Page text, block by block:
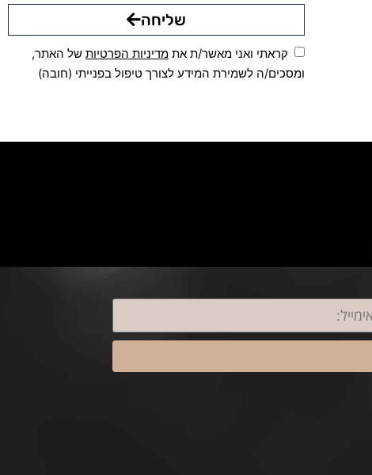
שליחה
קראתי ואני מאשר/ת אתמדיניות הפרטיות של האתר,
ומסכים/ה לשמירת המידע לצורך טיפול בפנייתי (חובה)